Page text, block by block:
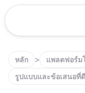
หลัก > แพลตฟอร์
รูปแบบและข้อเสนอที่